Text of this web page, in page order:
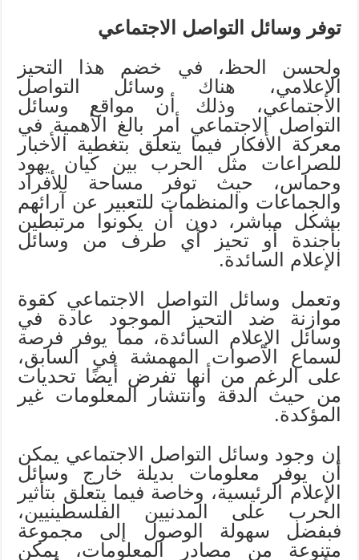
توفر وسائل التواصل الاجتماعي
ولحسن الحظ، في خضم هذا التحيز
الإعلامي، هناك وسائل التواصل
الاجتماعي، وذلك أن مواقع وسائل
التواصل الاجتماعي أمر بالغ الأهمية في
معركة الأفكار فيما يتعلق بتغطية الأخبار
للصراعات مثل الحرب بين كيان يهود
وحماس، حيث توفر مساحة للأفراد
والجماعات والمنظمات للتعبير عن آرائهم
بشكل مباشر، دون أن يكونوا مرتبطين
بأجندة أو تحيز أي طرف من وسائل
الإعلام السائدة.
وتعمل وسائل التواصل الاجتماعي كقوة
موازنة ضد التحيز الموجود عادة في
وسائل الإعلام السائدة، مما يوفر فرصة
لسماع الأصوات المهمشة في السابق،
على الرغم من أنها تفرض أيضًا تحديات
من حيث الدقة وانتشار المعلومات غير
المؤكدة.
إن وجود وسائل التواصل الاجتماعي يمكن
أن يوفر معلومات بديلة خارج وسائل
الإعلام الرئيسية، وخاصة فيما يتعلق بتأثير
الحرب على المدنيين الفلسطينيين،
فبفضل سهولة الوصول إلى مجموعة
متنوعة من مصادر المعلومات، يمكن